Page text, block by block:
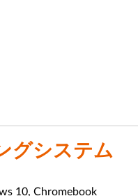
グシステム
10, Chromebook